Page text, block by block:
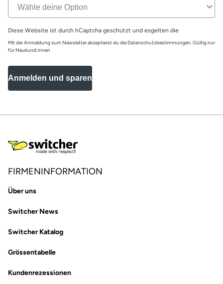
Diese Website ist durch hCaptcha geschützt und esgelten die
Mit der Anmeldung zum Newsletter akzeptierst du die Datenschutzbestimmungen. Gültig nur
für Neukund:innen
Anmelden und sparen
FIRMENINFORMATION
Über uns
Switcher News
Switcher Katalog
Grössentabelle
Kundenrezessionen